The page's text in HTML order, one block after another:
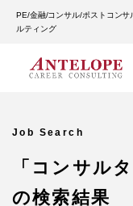
PE/金融/コンサル/ポストコン
ルティング
Job Search
「コンサル
の検索結果